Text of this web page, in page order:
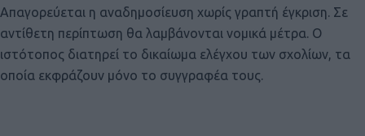
Απαγορεύεται η αναδημοσίευση χωρίς γραπτή έγκριση. Σε
αντίθετη περίπτωση θα λαμβάνονται νομικά μέτρα. Ο
ιστότοπος διατηρεί το δικαίωμα ελέγχου των σχολίων, τα
οποία εκφράζουν μόνο το συγγραφέα τους.